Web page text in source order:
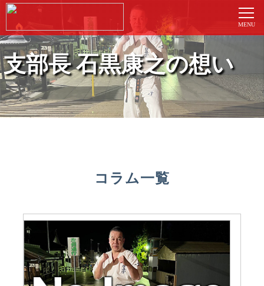
支部長 石黒康之の想い
コラム一覧